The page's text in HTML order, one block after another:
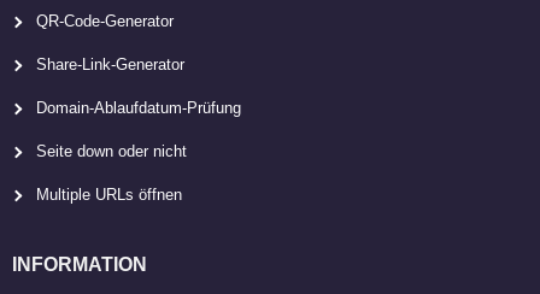
QR-Code-Generator
Share-Link-Generator
Domain-Ablaufdatum-Prüfung
Seite down oder nicht
Multiple URLs öffnen
INFORMATION